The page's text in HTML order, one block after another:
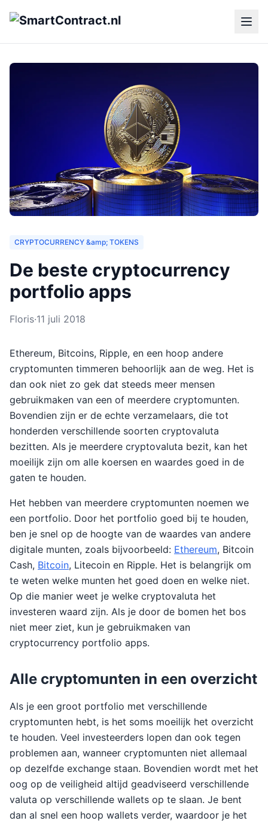
CRYPTOCURRENCY &amp; TOKENS
De beste cryptocurrency
portfolio apps
Floris·11 juli 2018
Ethereum, Bitcoins, Ripple, en een hoop andere
cryptomunten timmeren behoorlijk aan de weg. Het is
dan ook niet zo gek dat steeds meer mensen
gebruikmaken van een of meerdere cryptomunten.
Bovendien zijn er de echte verzamelaars, die tot
honderden verschillende soorten cryptovaluta
bezitten. Als je meerdere cryptovaluta bezit, kan het
moeilijk zijn om alle koersen en waardes goed in de
gaten te houden.
Het hebben van meerdere cryptomunten noemen we
een portfolio. Door het portfolio goed bij te houden,
ben je snel op de hoogte van de waardes van andere
digitale munten, zoals bijvoorbeeld: Ethereum, Bitcoin
Cash, Bitcoin, Litecoin en Ripple. Het is belangrijk om
te weten welke munten het goed doen en welke niet.
Op die manier weet je welke cryptovaluta het
investeren waard zijn. Als je door de bomen het bos
niet meer ziet, kun je gebruikmaken van
cryptocurrency portfolio apps.
Alle cryptomunten in een overzicht
Als je een groot portfolio met verschillende
cryptomunten hebt, is het soms moeilijk het overzicht
te houden. Veel investeerders lopen dan ook tegen
problemen aan, wanneer cryptomunten niet allemaal
op dezelfde exchange staan. Bovendien wordt met het
oog op de veiligheid altijd geadviseerd verschillende
valuta op verschillende wallets op te slaan. Je bent
dan al snel een hoop wallets verder, waardoor je het